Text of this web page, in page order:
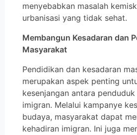
menyebabkan masalah
urbanisasi yang tidak sehat.
Membangun Kesadaran dan
Masyarakat
Pendidikan dan kesadaran
merupakan aspek penting
kesenjangan antara
imigran. Melalui kampanye
budaya, masyarakat dapat
kehadiran imigran. Ini juga